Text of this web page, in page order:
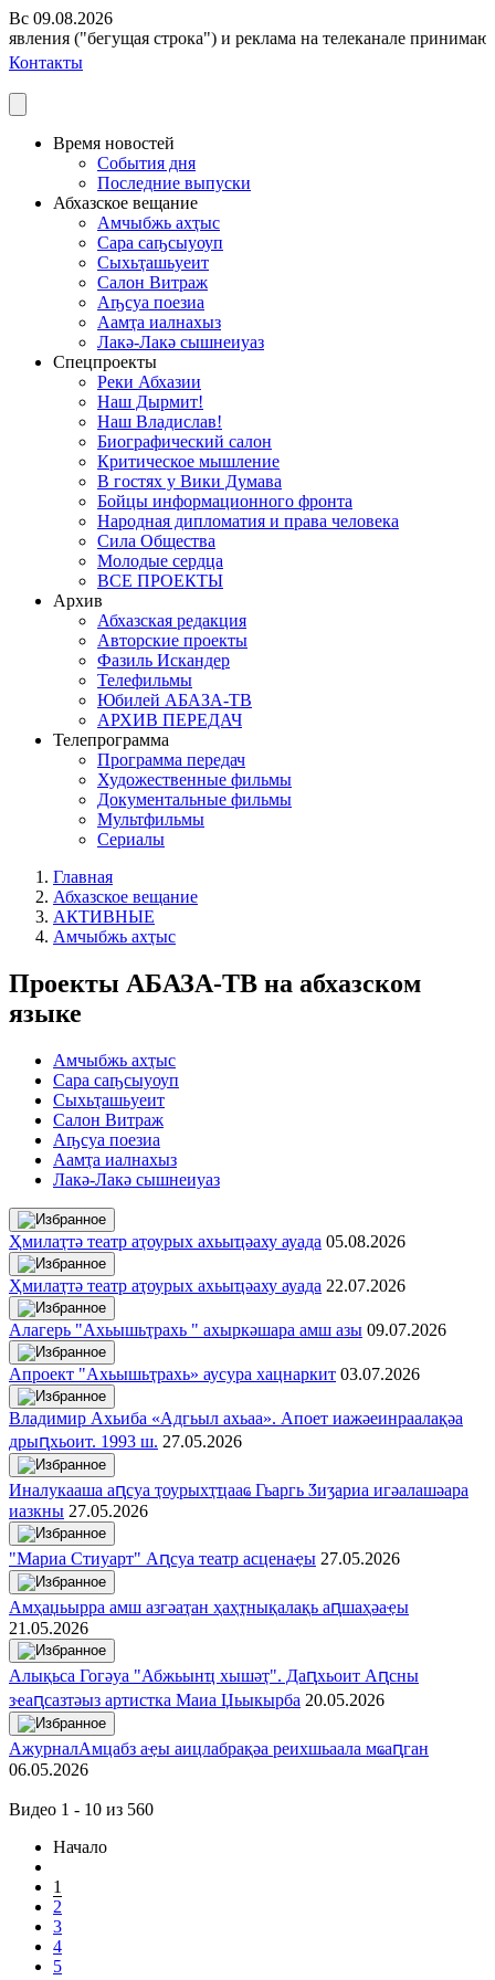
Вс 09.08.2026
("бегущая строка") и реклама на телеканале
Контакты
Время новостей
События дня
Последние выпуски
Абхазское вещание
Амчыбжь ахҭыс
Сара саҧсыуоуп
Сыхьҭашьуеит
Салон Витраж
Аҧсуа поезиа
Аамҭа иалнахыз
Лакә-Лакә сышнеиуаз
Спецпроекты
Реки Абхазии
Наш Дырмит!
Наш Владислав!
Биографический салон
Критическое мышление
В гостях у Вики Думава
Бойцы информационного фронта
Народная дипломатия и права человека
Сила Общества
Молодые сердца
ВСЕ ПРОЕКТЫ
Архив
Абхазская редакция
Авторские проекты
Фазиль Искандер
Телефильмы
Юбилей АБАЗА-ТВ
АРХИВ ПЕРЕДАЧ
Телепрограмма
Программа передач
Художественные фильмы
Документальные фильмы
Мультфильмы
Сериалы
Главная
Абхазское вещание
АКТИВНЫЕ
Амчыбжь ахҭыс
Проекты АБАЗА-ТВ на абхазском
языке
Амчыбжь ахҭыс
Сара саҧсыуоуп
Сыхьҭашьуеит
Салон Витраж
Аҧсуа поезиа
Аамҭа иалнахыз
Лакә-Лакә сышнеиуаз
Ҳмилаҭтә театр аҭоурых ахьыҵәаху ауада 05.08.2026
Ҳмилаҭтә театр аҭоурых ахьыҵәаху ауада 22.07.2026
Алагерь "Ахьышьҭрахь " ахыркәшара амш азы 09.07.2026
Апроект "Ахьышьҭрахь» аусура хацнаркит 03.07.2026
Владимир Ахьиба «Адгьыл ахьаа». Апоет иажәеинраалақәа
дрыԥхьоит. 1993 ш. 27.05.2026
Иналукааша аԥсуа ҭоурыхҭҵааҩ Гьаргь Ӡиӡариа игәалашәара
иазкны 27.05.2026
"Мариа Стиуарт" Аԥсуа театр асценаҿы 27.05.2026
Амҳаџьырра амш азгәаҭан ҳаҳҭнықалақь аԥшаҳәаҿы
21.05.2026
Алықьса Гогәуа "Абжьынҵ хышәҭ". Даԥхьоит Аԥсны
зҽаԥсазтәыз артистка Маиа Џьыкырба 20.05.2026
АжурналАмцабз аҿы аицлабрақәа реихшьаала мҩаԥган
06.05.2026
Видео 1 - 10 из 560
Начало
1
2
3
4
5